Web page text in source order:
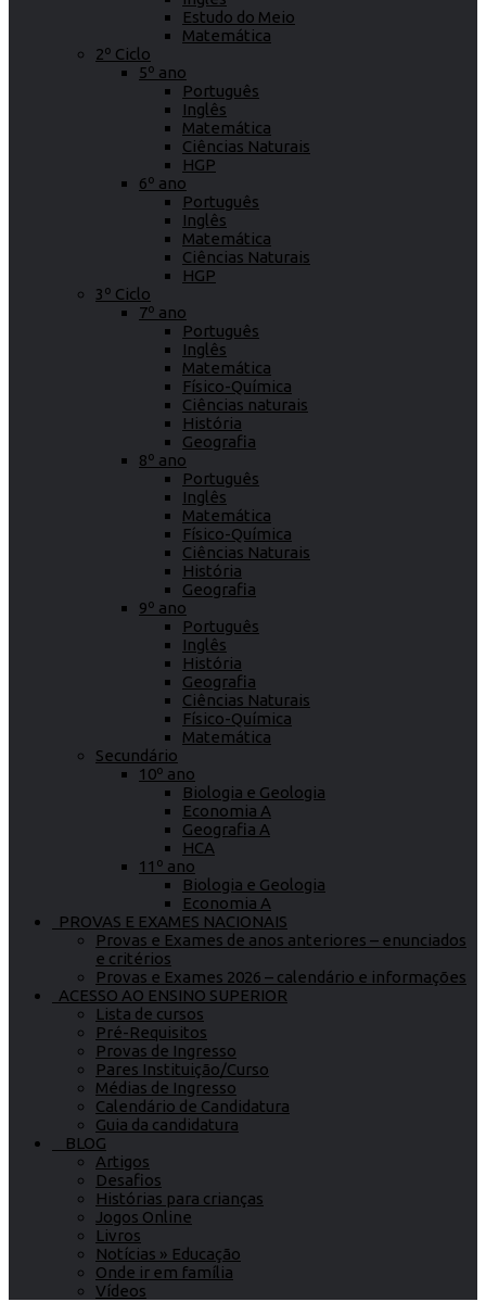
Estudo do Meio
Matemática
2º Ciclo
5º ano
Português
Inglês
Matemática
Ciências Naturais
HGP
6º ano
Português
Inglês
Matemática
Ciências Naturais
HGP
3º Ciclo
7º ano
Português
Inglês
Matemática
Físico-Química
Ciências naturais
História
Geografia
8º ano
Português
Inglês
Matemática
Físico-Química
Ciências Naturais
História
Geografia
9º ano
Português
Inglês
História
Geografia
Ciências Naturais
Físico-Química
Matemática
Secundário
10º ano
Biologia e Geologia
Economia A
Geografia A
HCA
11º ano
Biologia e Geologia
Economia A
PROVAS E EXAMES NACIONAIS
Provas e Exames de anos anteriores – enunciados
e critérios
Provas e Exames 2026 – calendário e informações
ACESSO AO ENSINO SUPERIOR
Lista de cursos
Pré-Requisitos
Provas de Ingresso
Pares Instituição/Curso
Médias de Ingresso
Calendário de Candidatura
Guia da candidatura
BLOG
Artigos
Desafios
Histórias para crianças
Jogos Online
Livros
Notícias » Educação
Onde ir em família
Vídeos